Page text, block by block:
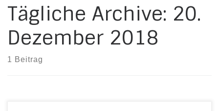
Tägliche Archive: 20.
Dezember 2018
1 Beitrag